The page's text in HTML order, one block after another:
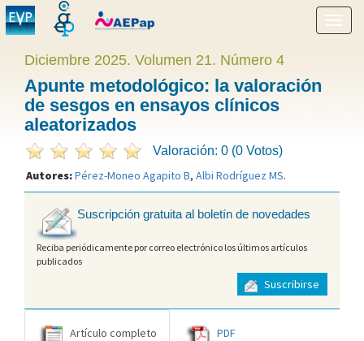
menú
Diciembre 2025. Volumen 21. Número 4
Apunte metodológico: la valoración
de sesgos en ensayos clínicos
aleatorizados
Valoración: 0 (0 Votos)
Autores:Pérez-Moneo Agapito B, Albi Rodríguez MS.
Suscripción gratuita al boletín de novedades
Reciba periódicamente por correo electrónico los últimos artículos
publicados
Suscribirse
Artículo completo PDF